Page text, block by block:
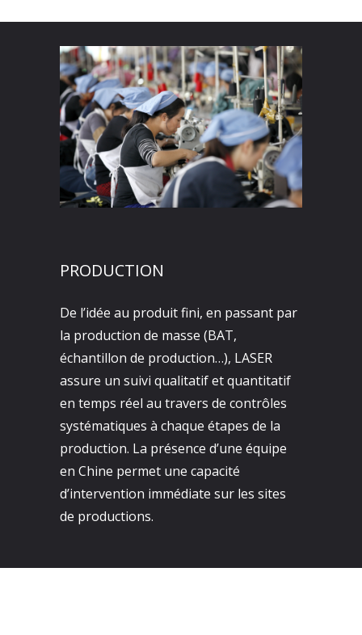
PRODUCTION
De l’idée au produit fini, en passant par
la production de masse (BAT,
échantillon de production…), LASER
assure un suivi qualitatif et quantitatif
en temps réel au travers de contrôles
systématiques à chaque étapes de la
production. La présence d’une équipe
en Chine permet une capacité
d’intervention immédiate sur les sites
de productions.